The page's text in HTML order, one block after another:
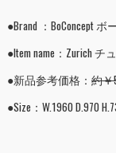
●Brand ：BoConcept
●Item name：Zurich
●新品参考価格： 約￥
●Size：W.1960 D.970